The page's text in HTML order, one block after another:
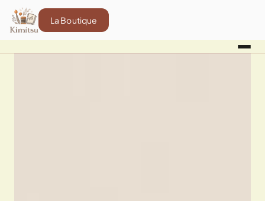
La Boutique